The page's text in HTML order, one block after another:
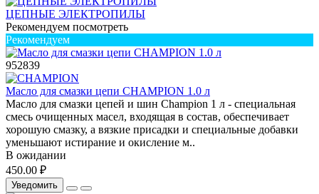
ЦЕПНЫЕ ЭЛЕКТРОПИЛЫ
Рекомендуем посмотреть
Рекомендуем
952839
Масло для смазки цепи CHAMPION 1.0 л
Масло для смазки цепей и шин Champion 1 л - специальная
смесь очищенных масел, входящая в состав, обеспечивает
хорошую смазку, а вязкие присадки и специальные добавки
уменьшают истирание и окисление м..
В ожидании
450.00 ₽
Уведомить